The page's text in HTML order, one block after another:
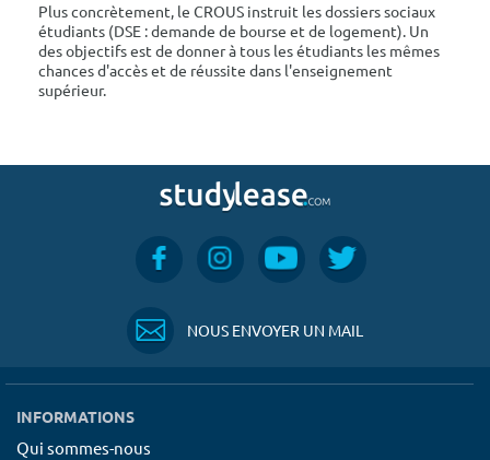
Plus concrètement, le CROUS instruit les dossiers sociaux
étudiants (DSE : demande de bourse et de logement). Un
des objectifs est de donner à tous les étudiants les mêmes
chances d'accès et de réussite dans l'enseignement
supérieur.
NOUS ENVOYER UN MAIL
INFORMATIONS
Qui sommes-nous